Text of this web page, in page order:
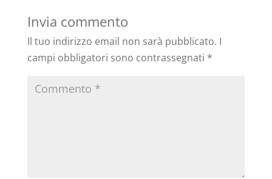
Invia commento
Il tuo indirizzo email non sarà pubblicato. I
campi obbligatori sono contrassegnati *